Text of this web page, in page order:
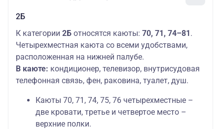
2Б
К категории 2Б относятся каюты: 70, 71, 74–81.
Четырехместная каюта со всеми удобствами,
расположенная на нижней палубе.
В каюте: кондиционер, телевизор, внутрисудовая
телефонная связь, фен, раковина, туалет, душ.
Каюты 70, 71, 74, 75, 76 четырехместные –
две кровати, третье и четвертое место –
верхние полки.